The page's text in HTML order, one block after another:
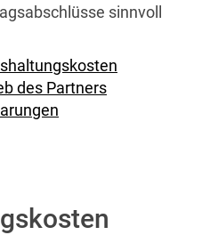
sinnvoll
des Partners